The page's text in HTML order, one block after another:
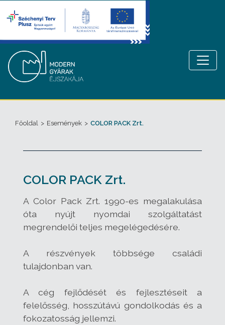
Főoldal > Események > COLOR PACK Zrt.
COLOR PACK Zrt.
A Color Pack Zrt. 1990-es megalakulása
óta nyújt nyomdai szolgáltatást
megrendelői teljes megelégedésére.
A részvények többsége családi
tulajdonban van.
A cég fejlődését és fejlesztéseit a
felelősség, hosszútávú gondolkodás és a
fokozatosság jellemzi.